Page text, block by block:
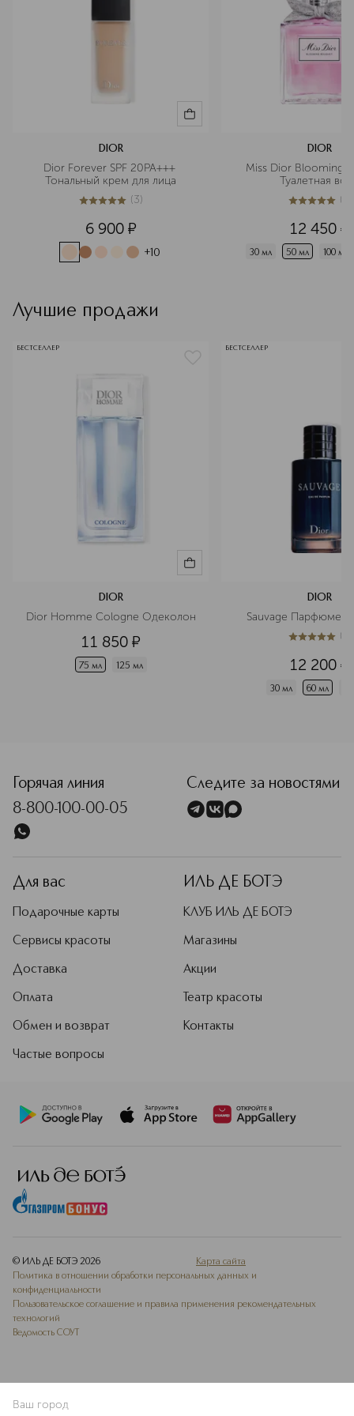
DIOR
Dior Forever SPF 20PA+++
Тональный крем для лица
5из 53 (3)
6 900 ¤
+10
DIOR
Miss Dior Blooming
Туалетная
5из 51 (
12 450 ¤
30 мл 50 мл 100 мл
Лучшие продажи
БЕСТСЕЛЛЕР
DIOR
Dior Homme Cologne Одеколон
11 850 ¤
75 мл 125 мл
БЕСТСЕЛЛЕР
DIOR
Sauvage
5из 51 (
12 200 ¤
30 мл 60 мл
В КОРЗИНУ
Горячая линия
8-800-100-00-05
Следите за новостями
Для вас
Подарочные карты
Сервисы красоты
Доставка
Оплата
Обмен и возврат
Частые вопросы
ИЛЬ ДЕ БОТЭ
КЛУБ ИЛЬ ДЕ БОТЭ
Магазины
Акции
Театр красоты
Контакты
© ИЛЬ ДЕ БОТЭ 2026
Карта сайта
Политика в отношении обработки персональных данных и
конфиденциальности
Пользовательское соглашение и правила применения рекомендательных
технологий
Ведомость СОУТ
Ваш город